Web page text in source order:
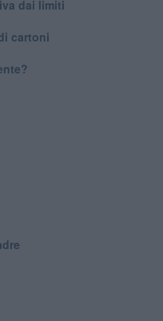
dai limiti
cartoni